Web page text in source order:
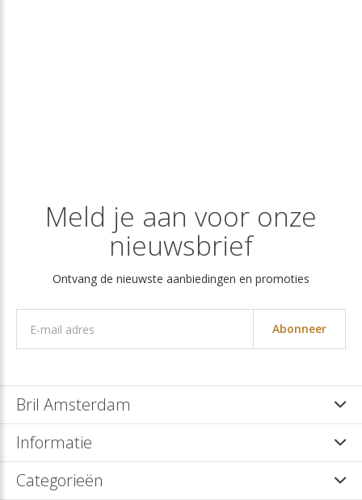
Meld je aan voor onze
nieuwsbrief
Ontvang de nieuwste aanbiedingen en promoties
Abonneer
Bril Amsterdam
Informatie
Categorieën